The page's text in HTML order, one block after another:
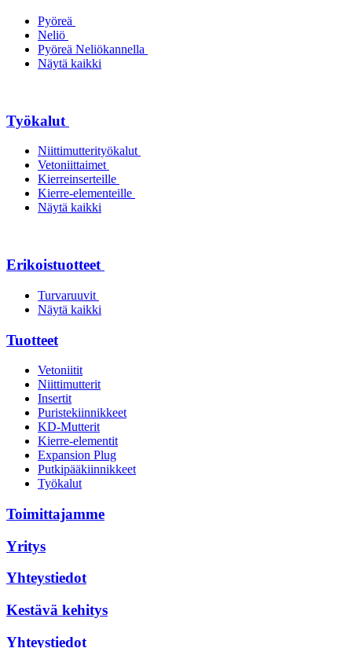
Pyöreä
Neliö
Pyöreä Neliökannella
Näytä kaikki
Työkalut
Niittimutterityökalut
Vetoniittaimet
Kierreinserteille
Kierre-elementeille
Näytä kaikki
Erikoistuotteet
Turvaruuvit
Näytä kaikki
Tuotteet
Vetoniitit
Niittimutterit
Insertit
Puristekiinnikkeet
KD-Mutterit
Kierre-elementit
Expansion Plug
Putkipääkiinnikkeet
Työkalut
Toimittajamme
Yritys
Yhteystiedot
Kestävä kehitys
Yhteystiedot